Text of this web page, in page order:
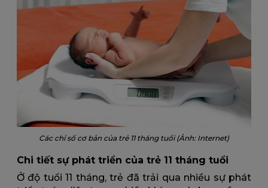
Các chỉ số cơ bản của trẻ 11 tháng tuổi (Ảnh: Internet)
Chi tiết sự phát triển của trẻ 11 tháng tuổi
Ở độ tuổi 11 tháng, trẻ đã trải qua nhiều sự phát